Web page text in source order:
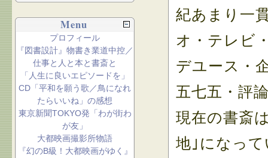
紀あまり一
オ・テレビ
デユース・
五七五・評
現在の書斎
地｣になっ
Menu
プロフィール
『図書設計』物書き業道中控／
仕事と人と本と書斎と
「人生に良いエピソードを」
CD「平和を願う歌／鳥になれ
たらいいね」の感想
東京新聞TOKYO発「わが街わ
が友」
大都映画撮影所物語
『幻のB級！大都映画がゆく』